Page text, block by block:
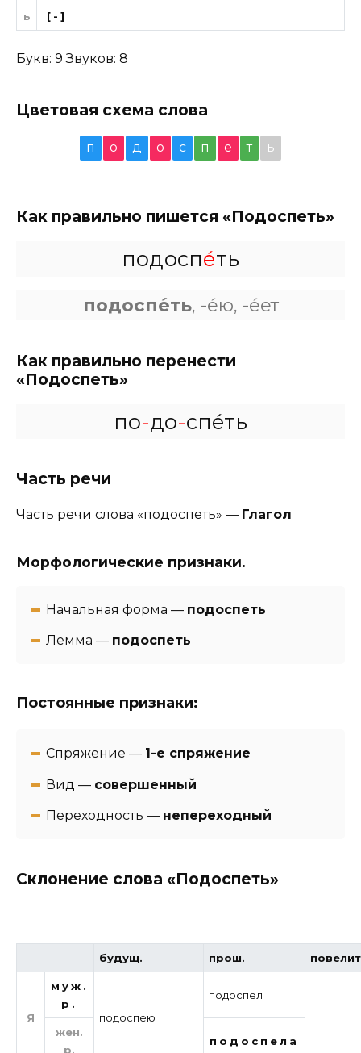
ь [-]
Букв: 9 Звуков: 8
Цветовая схема слова
п о д о с п е т ь
Как правильно пишется «Подоспеть»
подоспе́ть
подоспе́ть, -е́ю, -е́ет
Как правильно перенести
«Подоспеть»
по-до-спе́ть
Часть речи
Часть речи слова «подоспеть» — Глагол
Морфологические признаки.
Начальная форма — подоспеть
Лемма — подоспеть
Постоянные признаки:
Спряжение — 1-е спряжение
Вид — совершенный
Переходность — непереходный
Склонение слова «Подоспеть»
будущ. прош.
Я
муж.
р.
подоспею
подоспел
жен.
р.
подоспела